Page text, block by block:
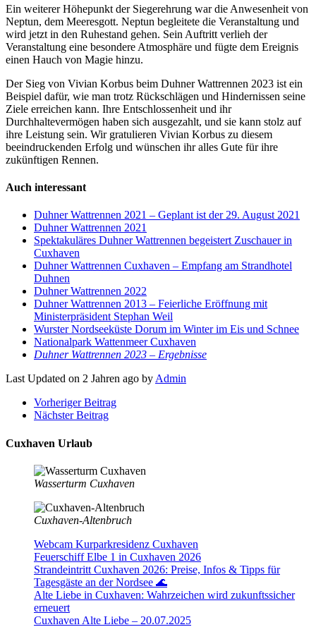
Ein weiterer Höhepunkt der Siegerehrung war die Anwesenheit von
Neptun, dem Meeresgott. Neptun begleitete die Veranstaltung und
wird jetzt in den Ruhestand gehen. Sein Auftritt verlieh der
Veranstaltung eine besondere Atmosphäre und fügte dem Ereignis
einen Hauch von Magie hinzu.
Der Sieg von Vivian Korbus beim Duhner Wattrennen 2023 ist ein
Beispiel dafür, wie man trotz Rückschlägen und Hindernissen seine
Ziele erreichen kann. Ihre Entschlossenheit und ihr
Durchhaltevermögen haben sich ausgezahlt, und sie kann stolz auf
ihre Leistung sein. Wir gratulieren Vivian Korbus zu diesem
beeindruckenden Erfolg und wünschen ihr alles Gute für ihre
zukünftigen Rennen.
Auch interessant
Duhner Wattrennen 2021 – Geplant ist der 29. August 2021
Duhner Wattrennen 2021
Spektakuläres Duhner Wattrennen begeistert Zuschauer in
Cuxhaven
Duhner Wattrennen Cuxhaven – Empfang am Strandhotel
Duhnen
Duhner Wattrennen 2022
Duhner Wattrennen 2013 – Feierliche Eröffnung mit
Ministerpräsident Stephan Weil
Wurster Nordseeküste Dorum im Winter im Eis und Schnee
Nationalpark Wattenmeer Cuxhaven
Duhner Wattrennen 2023 – Ergebnisse
Last Updated on 2 Jahren ago by Admin
Vorheriger Beitrag
Nächster Beitrag
Cuxhaven Urlaub
Wasserturm Cuxhaven
Cuxhaven-Altenbruch
Webcam Kurparkresidenz Cuxhaven
Feuerschiff Elbe 1 in Cuxhaven 2026
Strandeintritt Cuxhaven 2026: Preise, Infos & Tipps für
Tagesgäste an der Nordsee 🌊
Alte Liebe in Cuxhaven: Wahrzeichen wird zukunftssicher
erneuert
Cuxhaven Alte Liebe – 20.07.2025